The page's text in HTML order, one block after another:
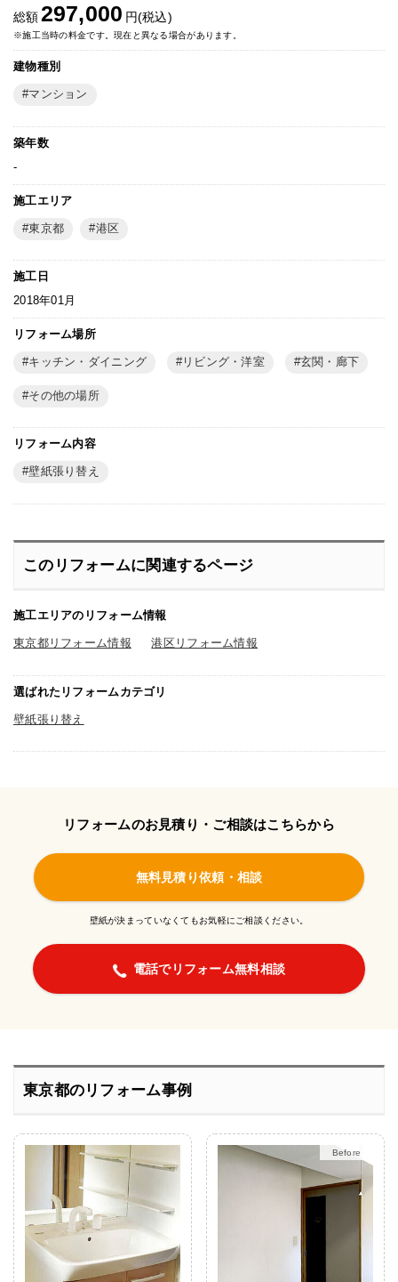
総額297,000 円(税込)
※施工当時の料金です。現在と異なる場合があります。
建物種別
マンション
築年数
-
施工エリア
東京都 港区
施工日
2018年01月
リフォーム場所
キッチン・ダイニング リビング・洋室 玄関・廊下
その他の場所
リフォーム内容
壁紙張り替え
このリフォームに関連するページ
施工エリアのリフォーム情報
東京都リフォーム情報 港区リフォーム情報
選ばれたリフォームカテゴリ
壁紙張り替え
リフォームのお見積り・ご相談はこちらから
無料見積り依頼・相談
壁紙が決まっていなくてもお気軽にご相談ください。
電話でリフォーム無料相談
東京都のリフォーム事例
After